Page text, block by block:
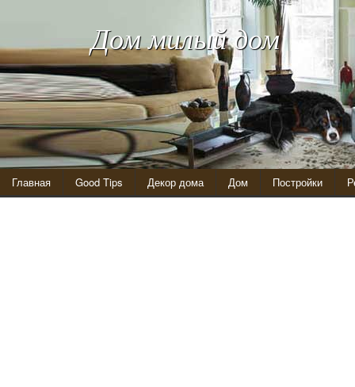
Дом милый дом
Главная Good Tips Декор дома Дом Постройки